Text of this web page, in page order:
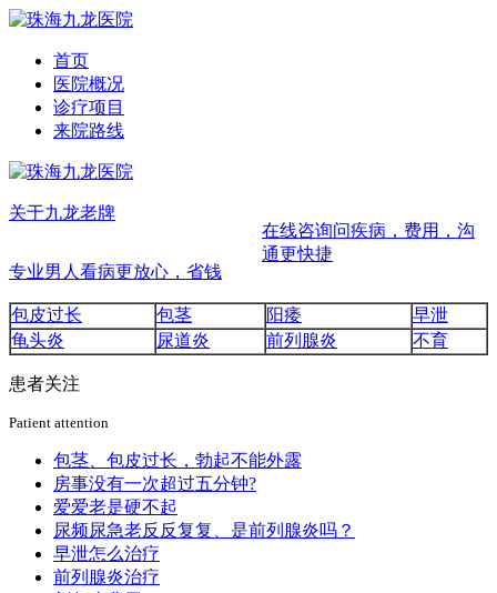
首页
医院概况
诊疗项目
来院路线
关于九龙老牌
在线咨询问疾病，费用，沟
通更快捷
专业男人看病更放心，省钱
包皮过长 包茎 阳痿
早泄
龟头炎
尿道炎 前列腺炎 不育
患者关注
Patient attention
包茎、包皮过长，勃起不能外露
房事没有一次超过五分钟?
爱爱老是硬不起
尿频尿急老反反复复、是前列腺炎吗？
早泄怎么治疗
前列腺炎治疗